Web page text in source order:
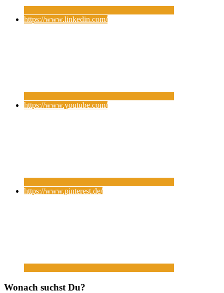
https://www.linkedin.com/
https://www.youtube.com/
https://www.pinterest.de/
Wonach suchst Du?